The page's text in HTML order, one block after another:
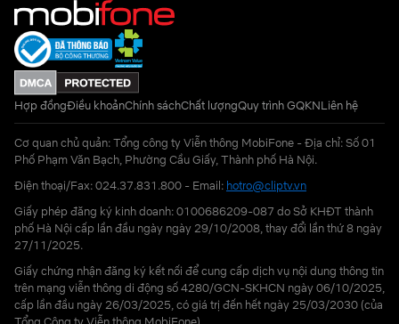
Hợp đồngĐiều khoảnChính sáchChất lượngQuy trình GQKNLiên hệ
Cơ quan chủ quản: Tổng công ty Viễn thông MobiFone - Địa chỉ: Số 01
Phố Phạm Văn Bạch, Phường Cầu Giấy, Thành phố Hà Nội.
Điện thoại/Fax: 024.37.831.800 - Email: hotro@cliptv.vn
Giấy phép đăng ký kinh doanh: 0100686209-087 do Sở KHĐT thành
phố Hà Nội cấp lần đầu ngày ngày 29/10/2008, thay đổi lần thứ 8 ngày
27/11/2025.
Giấy chứng nhận đăng ký kết nối để cung cấp dịch vụ nội dung thông tin
trên mạng viễn thông di động số 4280/GCN-SKHCN ngày 06/10/2025,
cấp lần đầu ngày 26/03/2025, có giá trị đến hết ngày 25/03/2030 (của